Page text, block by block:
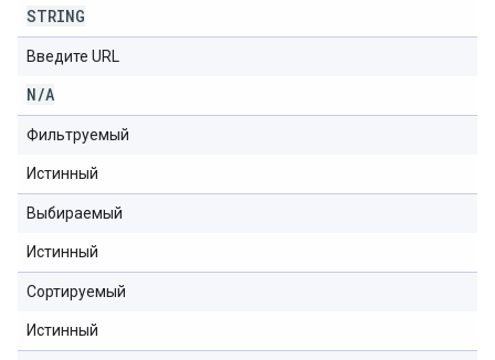
STRING
Введите URL
N/A
Фильтруемый
Истинный
Выбираемый
Истинный
Сортируемый
Истинный